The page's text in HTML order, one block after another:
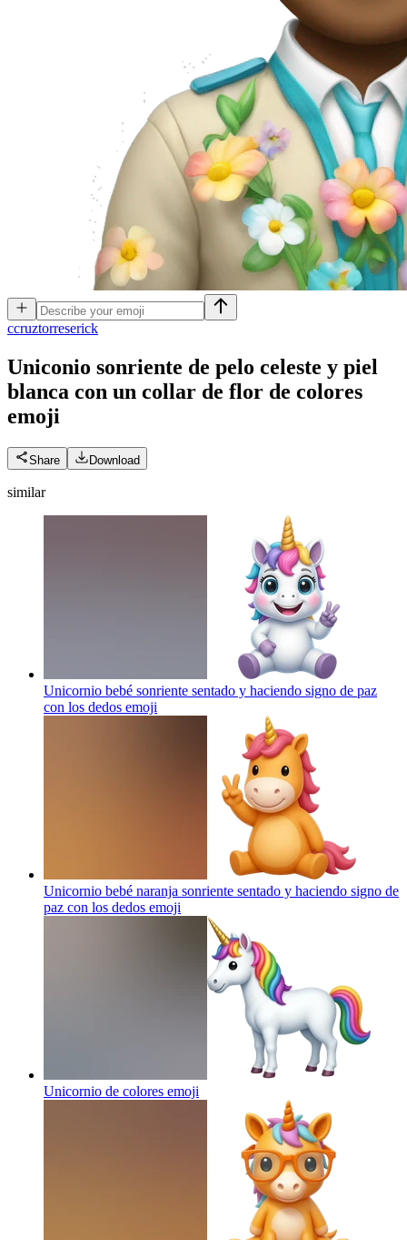
ccruztorreserick
Uniconio sonriente de pelo celeste y piel
blanca con un collar de flor de colores
emoji
Share Download
similar
Unicornio bebé sonriente sentado y haciendo signo de paz
con los dedos emoji
Unicornio bebé naranja sonriente sentado y haciendo signo de
paz con los dedos emoji
Unicornio de colores emoji